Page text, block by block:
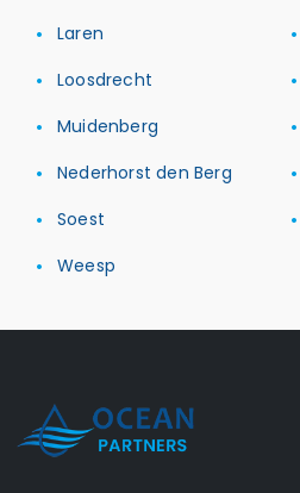
Laren
Loosdrecht
Muidenberg
Nederhorst den Berg
Soest
Weesp